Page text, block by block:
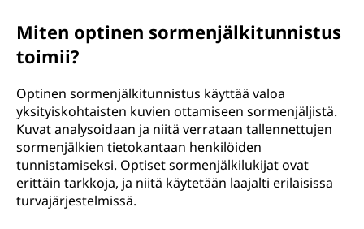
Miten optinen sormenjälkitunnistus
toimii?
Optinen sormenjälkitunnistus käyttää valoa
yksityiskohtaisten kuvien ottamiseen sormenjäljistä.
Kuvat analysoidaan ja niitä verrataan tallennettujen
sormenjälkien tietokantaan henkilöiden
tunnistamiseksi. Optiset sormenjälkilukijat ovat
erittäin tarkkoja, ja niitä käytetään laajalti erilaisissa
turvajärjestelmissä.